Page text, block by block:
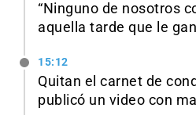
“Ninguno de nosotros
aquella tarde que le
15:12
Quitan el carnet de
publicó un video con